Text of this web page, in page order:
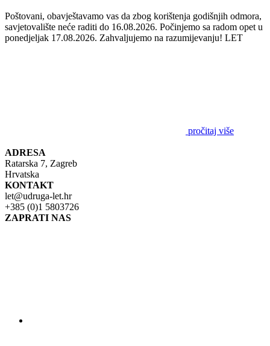
Poštovani, obavještavamo vas da zbog korištenja godišnjih odmora,
savjetovalište neće raditi do 16.08.2026. Počinjemo sa radom opet u
ponedjeljak 17.08.2026. Zahvaljujemo na razumijevanju! LET
pročitaj više
ADRESA
Ratarska 7, Zagreb
Hrvatska
KONTAKT
let@udruga-let.hr
+385 (0)1 5803726
ZAPRATI NAS